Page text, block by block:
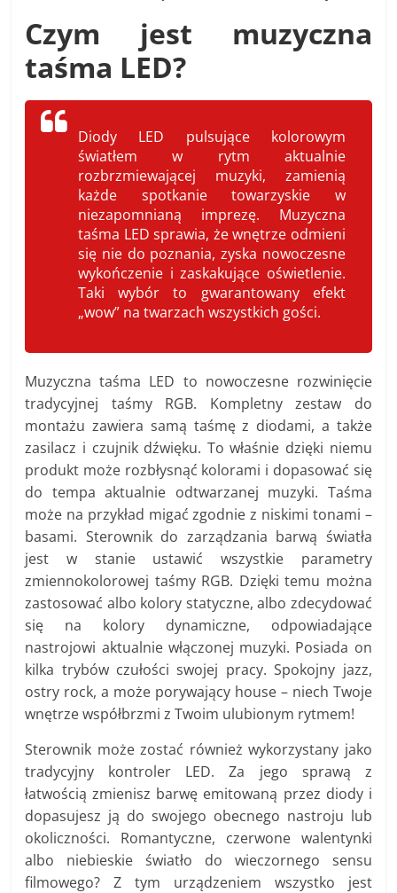
Czym jest muzyczna
taśma LED?
Diody LED pulsujące kolorowym
światłem w rytm aktualnie
rozbrzmiewającej muzyki, zamienią
każde spotkanie towarzyskie w
niezapomnianą imprezę. Muzyczna
taśma LED sprawia, że wnętrze odmieni
się nie do poznania, zyska nowoczesne
wykończenie i zaskakujące oświetlenie.
Taki wybór to gwarantowany efekt
„wow” na twarzach wszystkich gości.
Muzyczna taśma LED to nowoczesne rozwinięcie
tradycyjnej taśmy RGB. Kompletny zestaw do
montażu zawiera samą taśmę z diodami, a także
zasilacz i czujnik dźwięku. To właśnie dzięki niemu
produkt może rozbłysnąć kolorami i dopasować się
do tempa aktualnie odtwarzanej muzyki. Taśma
może na przykład migać zgodnie z niskimi tonami –
basami. Sterownik do zarządzania barwą światła
jest w stanie ustawić wszystkie parametry
zmiennokolorowej taśmy RGB. Dzięki temu można
zastosować albo kolory statyczne, albo zdecydować
się na kolory dynamiczne, odpowiadające
nastrojowi aktualnie włączonej muzyki. Posiada on
kilka trybów czułości swojej pracy. Spokojny jazz,
ostry rock, a może porywający house – niech Twoje
wnętrze współbrzmi z Twoim ulubionym rytmem!
Sterownik może zostać również wykorzystany jako
tradycyjny kontroler LED. Za jego sprawą z
łatwością zmienisz barwę emitowaną przez diody i
dopasujesz ją do swojego obecnego nastroju lub
okoliczności. Romantyczne, czerwone walentynki
albo niebieskie światło do wieczornego sensu
filmowego? Z tym urządzeniem wszystko jest